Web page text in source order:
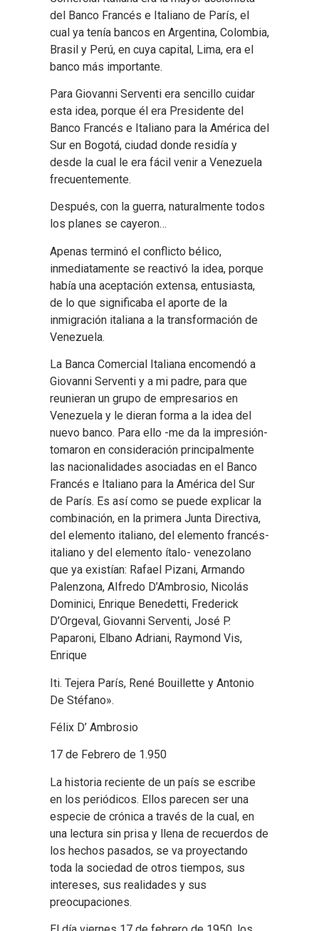
del Banco Francés e Italiano de París, el
cual ya tenía bancos en Argentina, Colombia,
Brasil y Perú, en cuya capital, Lima, era el
banco más importante.
Para Giovanni Serventi era sencillo cuidar
esta idea, porque él era Presidente del
Banco Francés e Italiano para la América del
Sur en Bogotá, ciudad donde residía y
desde la cual le era fácil venir a Venezuela
frecuentemente.
Después, con la guerra, naturalmente todos
los planes se cayeron…
Apenas terminó el conflicto bélico,
inmediatamente se reactivó la idea, porque
había una aceptación extensa, entusiasta,
de lo que significaba el aporte de la
inmigración italiana a la transformación de
Venezuela.
La Banca Comercial Italiana encomendó a
Giovanni Serventi y a mi padre, para que
reunieran un grupo de empresarios en
Venezuela y le dieran forma a la idea del
nuevo banco. Para ello -me da la impresión-
tomaron en consideración principalmente
las nacionalidades asociadas en el Banco
Francés e Italiano para la América del Sur
de París. Es así como se puede explicar la
combinación, en la primera Junta Directiva,
del elemento italiano, del elemento francés-
italiano y del elemento ítalo- venezolano
que ya existían: Rafael Pizani, Armando
Palenzona, AIfredo D’Ambrosio, Nicolás
Dominici, Enrique Benedetti, Frederick
D’Orgeval, Giovanni Serventi, José P.
Paparoni, Elbano Adriani, Raymond Vis,
Enrique
Iti. Tejera París, René Bouillette y Antonio
De Stéfano».
Félix D’ Ambrosio
17 de Febrero de 1.950
La historia reciente de un país se escribe
en los periódicos. Ellos parecen ser una
especie de crónica a través de la cual, en
una lectura sin prisa y llena de recuerdos de
los hechos pasados, se va proyectando
toda la sociedad de otros tiempos, sus
intereses, sus realidades y sus
preocupaciones.